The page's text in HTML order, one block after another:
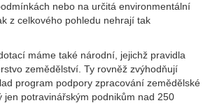
nebo na určitá environmentální
z celkového pohledu nehrají tak
máme také národní, jejichž pravidla
zemědělství. Ty rovněž zvýhodňují
program podpory zpracování zemědělské
jen potravinářským podnikům nad 250